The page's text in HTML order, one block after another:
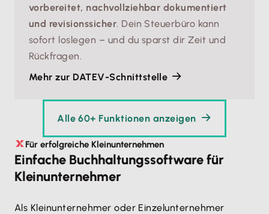
vorbereitet, nachvollziehbar dokumentiert
und revisionssicher . Dein Steuerbüro kann
sofort loslegen – und du sparst dir Zeit und
Rückfragen.
Mehr zur DATEV-Schnittstelle
Alle 60+ Funktionen anzeigen
Für erfolgreiche Kleinunternehmen
Einfache Buchhaltungssoftware für
Kleinunternehmer
Als Kleinunternehmer oder Einzelunternehmer